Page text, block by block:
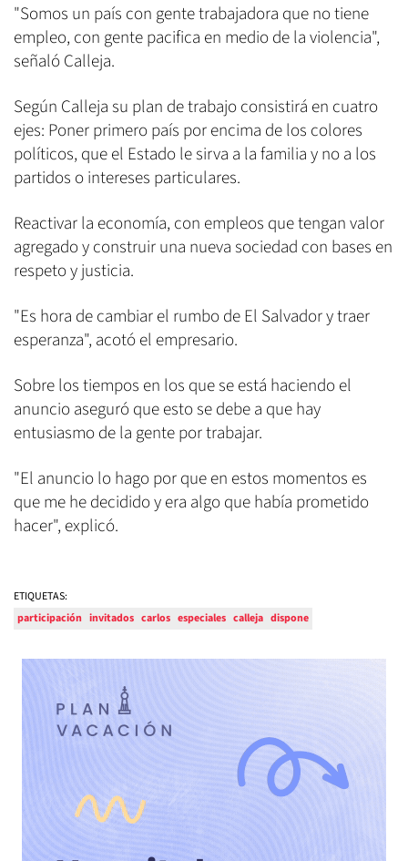
"Somos un país con gente trabajadora que no tiene
empleo, con gente pacifica en medio de la violencia",
señaló Calleja.
Según Calleja su plan de trabajo consistirá en cuatro
ejes: Poner primero país por encima de los colores
políticos, que el Estado le sirva a la familia y no a los
partidos o intereses particulares.
Reactivar la economía, con empleos que tengan valor
agregado y construir una nueva sociedad con bases en
respeto y justicia.
"Es hora de cambiar el rumbo de El Salvador y traer
esperanza", acotó el empresario.
Sobre los tiempos en los que se está haciendo el
anuncio aseguró que esto se debe a que hay
entusiasmo de la gente por trabajar.
"El anuncio lo hago por que en estos momentos es
que me he decidido y era algo que había prometido
hacer", explicó.
ETIQUETAS:
participación invitados carlos especiales calleja dispone